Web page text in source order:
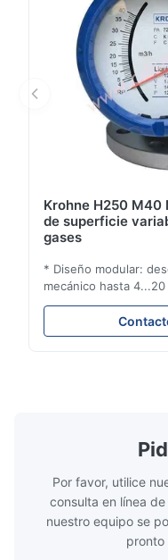
Krohne H250 M40
de superficie
gases
* Diseño modular:
mecánico hasta 4...20
Profibus-PA y
posición de
o en tuberías
Por favor, utilice
consulta en línea
nuestro equipo se
pronto